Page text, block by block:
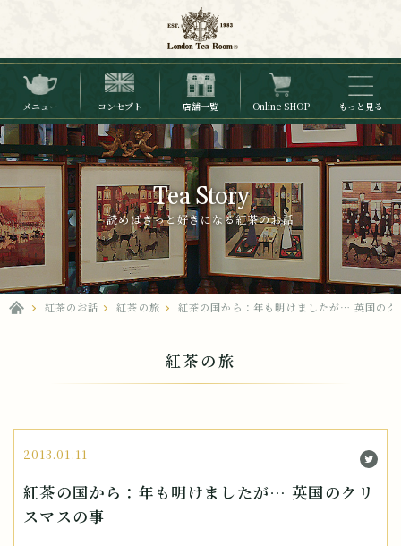
メニュー コンセプト 店舗一覧 Online SHOP もっと見る
Tea Story
読めばきっと好きになる紅茶のお話
紅茶のお話 紅茶の旅 紅茶の国から：年も明けましたが… 英国のク
紅茶の旅
2013.01.11
紅茶の国から：年も明けましたが… 英国のクリ
スマスの事